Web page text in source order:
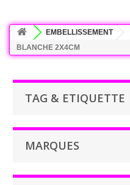
EMBELLISSEMENT
BLANCHE 2X4CM
TAG & ETIQUETTE
MARQUES